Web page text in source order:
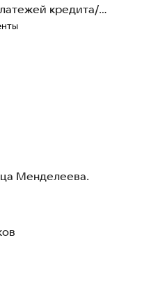
кредита/
Менделеева.